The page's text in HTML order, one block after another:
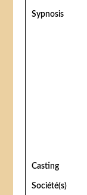
Sypnosis
Casting
Société(s)